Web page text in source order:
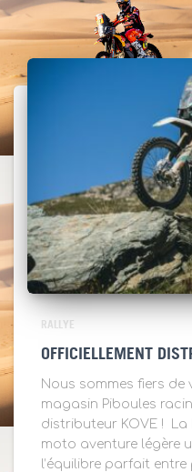
RALLYE
OFFICIELLEMENT
Nous sommes fiers
magasin Piboules
distributeur KOVE ! La
moto aventure légère
l’équilibre parfait